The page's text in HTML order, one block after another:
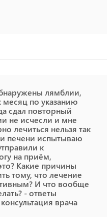
лямблии,
месяц по указанию
сдал повторный
не исчесли и мне
лечиться нельзя так
печени испытываю
к
на приём,
Какие причины
тому, что лечение
И что вообще
- ответы
врача